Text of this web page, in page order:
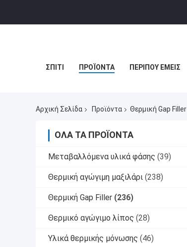
ΣΠΊΤΙ ΠΡΟΪΌΝΤΑ ΠΕΡΊΠΟΥ ΕΜΕΊΣ
Αρχική Σελίδα Προϊόντα Θερμική Gap Filler
ΌΛΑ ΤΑ ΠΡΟΪΌΝΤΑ
Μεταβαλλόμενα υλικά φάσης (39)
Θερμική αγώγιμη μαξιλάρι (238)
Θερμική Gap Filler (236)
Θερμικό αγώγιμο λίπος (28)
Υλικά θερμικής μόνωσης (46)